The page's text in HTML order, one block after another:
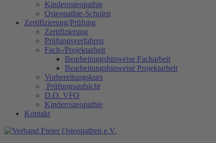
Kinderosteopathie
Osteopathie-Schulen
Zertifizierung/Prüfung
Zertifizierung
Prüfungsverfahren
Fach-/Projektarbeit
Bearbeitungshinweise Facharbeit
Bearbeitungshinweise Projektarbeit
Vorbereitungskurs
Prüfungsaufsicht
D.O. VFO
Kinderosteopathie
Kontakt